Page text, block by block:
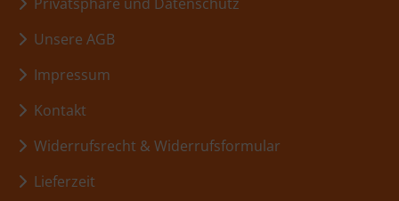
Unsere AGB
Impressum
Kontakt
Widerrufsrecht & Widerrufsformular
Lieferzeit